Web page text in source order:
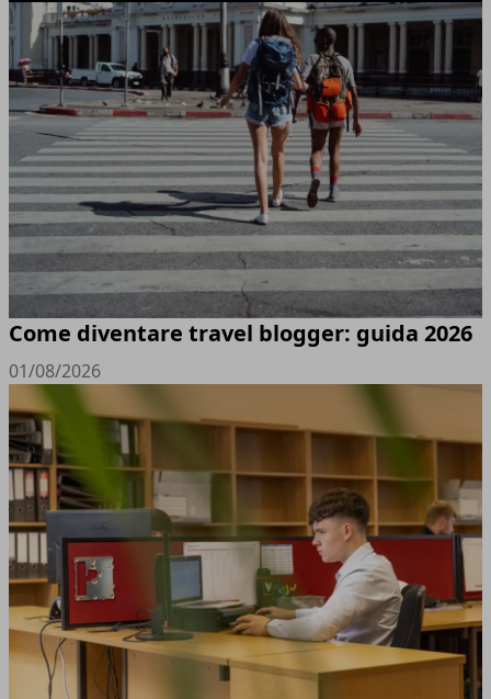
Come diventare travel blogger: guida 2026
01/08/2026